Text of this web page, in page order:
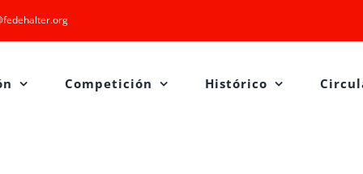
Competición Histórico